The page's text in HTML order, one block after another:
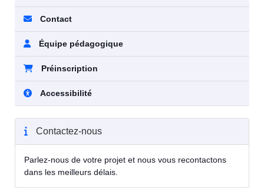
Contact
Équipe pédagogique
Préinscription
Accessibilité
Contactez-nous
Parlez-nous de votre projet et nous vous recontactons
dans les meilleurs délais.